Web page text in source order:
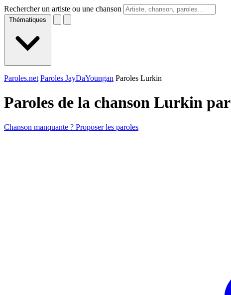
Rechercher un artiste ou une chanson
Thématiques
Paroles.net Paroles JayDaYoungan Paroles Lurkin
Paroles de la chanson Lurkin par
Chanson manquante ? Proposer les paroles